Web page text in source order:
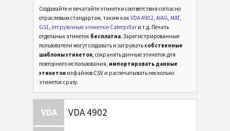
Создавайте и печатайте этикетки соответствия согласно
отраслевым стандартам, таким какVDA 4902, AIAG, MAT,
GS1, отгрузочные этикетки Caterpillar и т.д. Печать
отдельных этикеток бесплатна. Зарегистрированные
пользователи могут создавать и загружать собственные
шаблоны этикеток, сохранять данные этикеток для
повторного использования, импортировать данные
этикеток из файлов CSV и распечатывать несколько
этикеток сразу.
VDA VDA 4902